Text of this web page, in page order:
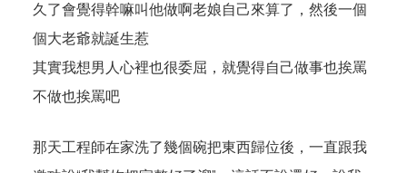
久了會覺得幹嘛叫他做啊老娘自己來算了，然後一個
個大老爺就誕生惹
其實我想男人心裡也很委屈，就覺得自己做事也挨罵
不做也挨罵吧
那天工程師在家洗了幾個碗把東西歸位後，一直跟我